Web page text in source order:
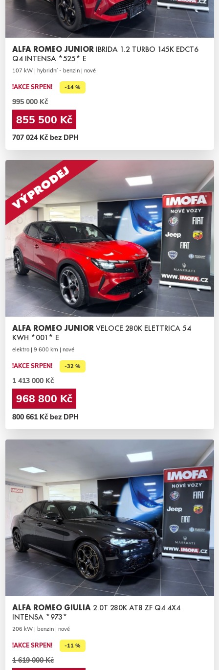
ALFA ROMEO JUNIOR IBRIDA 1.2 TURBO 145K EDCT6
Q4 INTENSA *525* E
107 kW | hybridní - benzin | nové
!AKCE SRPEN! -14 %
995 000 Kč
855 500 Kč
707 024 Kč bez DPH
ALFA ROMEO JUNIORVELOCE 280K ELETTRICA 54
KWH *001* E
elektro | 9 600 km | nové
!AKCE SRPEN! -32 %
1 413 000 Kč
968 800 Kč
800 661 Kč bez DPH
ALFA ROMEO GIULIA 2.0T 280K AT8 ZF Q4 4X4
INTENSA *973*
206 kW | benzin | nové
!AKCE SRPEN! -11 %
1 619 000 Kč